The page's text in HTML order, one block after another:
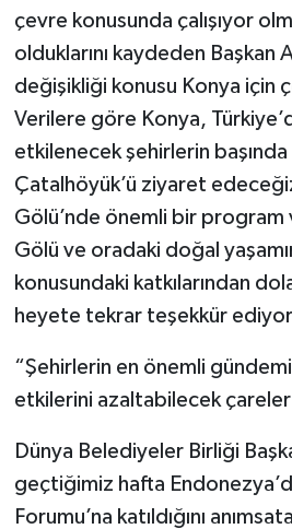
çevre konusunda çalışıyor
olduklarını kaydeden Başkan
değişikliği konusu Konya için
Verilere göre Konya,
etkilenecek şehirlerin
Çatalhöyük’ü ziyaret
Gölü’nde önemli bir program
Gölü ve oradaki doğal
konusundaki katkılarından
heyete tekrar teşekkür
“Şehirlerin en önemli
etkilerini azaltabilecek çareler
Dünya Belediyeler Birliği
geçtiğimiz hafta
Forumu’na katıldığını